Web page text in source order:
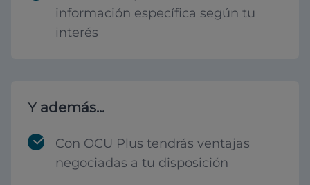
información específica según tu
interés
Y además...
Con OCU Plus tendrás ventajas
negociadas a tu disposición